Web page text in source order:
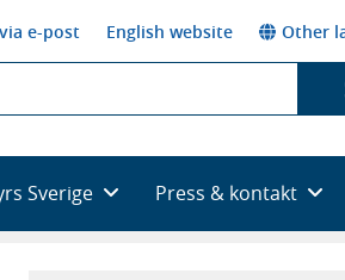
e-post English website Other
Sverige Press & kontakt